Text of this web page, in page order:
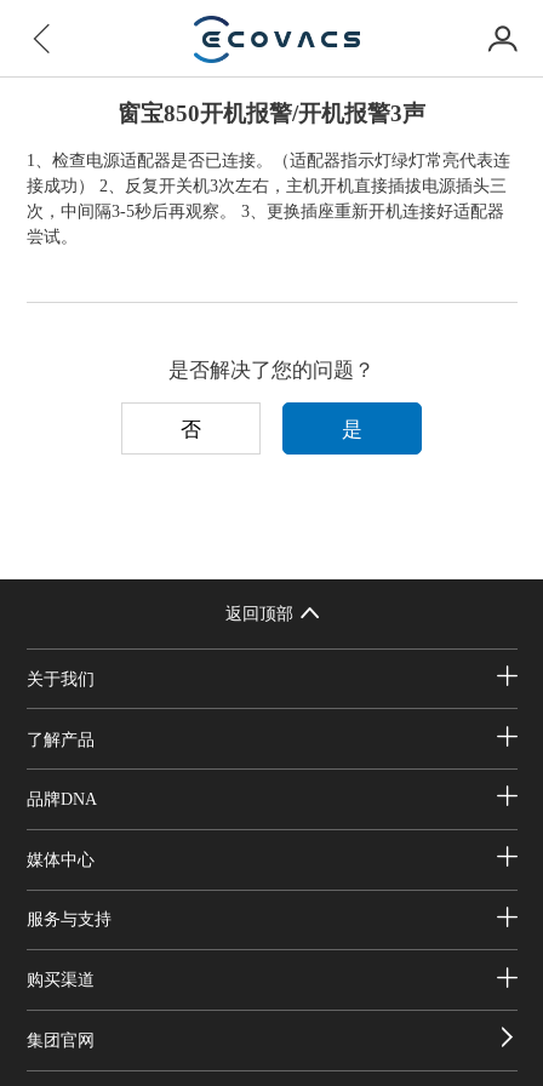
窗宝850开机报警/开机报警3声
1、检查电源适配器是否已连接。（适配器指示灯绿灯常亮代表连
接成功） 2、反复开关机3次左右，主机开机直接插拔电源插头三
次，中间隔3-5秒后再观察。 3、更换插座重新开机连接好适配器
尝试。
是否解决了您的问题？
否 是
返回顶部
关于我们
了解产品
品牌DNA
媒体中心
服务与支持
购买渠道
集团官网